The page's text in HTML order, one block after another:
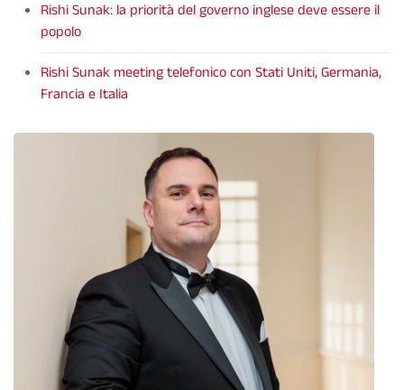
Rishi Sunak: la priorità del governo inglese deve essere il
popolo
Rishi Sunak meeting telefonico con Stati Uniti, Germania,
Francia e Italia